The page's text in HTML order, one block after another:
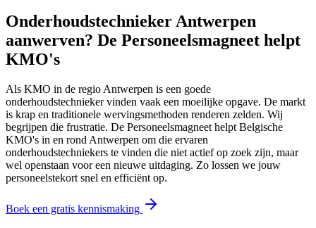
Onderhoudstechnieker Antwerpen
aanwerven? De Personeelsmagneet helpt
KMO's
Als KMO in de regio Antwerpen is een goede
onderhoudstechnieker vinden vaak een moeilijke opgave. De markt
is krap en traditionele wervingsmethoden renderen zelden. Wij
begrijpen die frustratie. De Personeelsmagneet helpt Belgische
KMO's in en rond Antwerpen om die ervaren
onderhoudstechniekers te vinden die niet actief op zoek zijn, maar
wel openstaan voor een nieuwe uitdaging. Zo lossen we jouw
personeelstekort snel en efficiënt op.
Boek een gratis kennismaking